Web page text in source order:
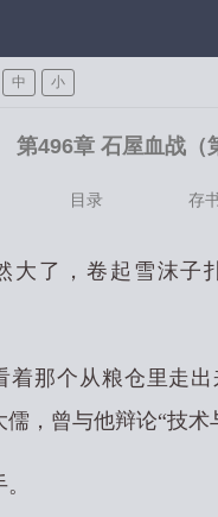
中 小
第496章 石屋血战（
目录 存
大了，卷起雪沫子
着那个从粮仓里走
儒，曾与他辩论“技术